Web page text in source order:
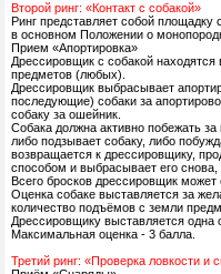
Второй ринг: «Контакт с собакой»
Ринг представляет собой
в основном Положении о
Прием «Апортировка»
Дрессировщик с собакой
предметов (любых).
Дрессировщик выбрасывает
последующие) собаки за
собаку за ошейник.
Собака должна активно побежать
либо подзывает собаку, либо
возвращается к дрессировщику,
способом и выбрасывает его снова,
Всего бросков дрессировщик может
Оценка собаке выставляется за
количество подъёмов с земли
Дрессировщику выставляется одна
Максимальная оценка - 3 балла.
Третий ринг: «Проверка ловкости и